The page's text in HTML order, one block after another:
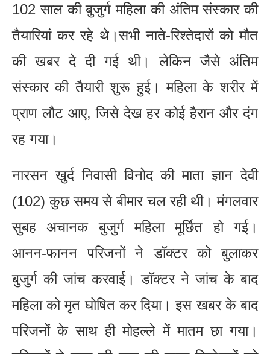
102 साल की बुजुर्ग महिला की अंतिम संस्कार की
तैयारियां कर रहे थे।सभी नाते-रिश्तेदारों को मौत
की खबर दे दी गई थी। लेकिन जैसे अंतिम
संस्कार की तैयारी शुरू हुई। महिला के शरीर में
प्राण लौट आए, जिसे देख हर कोई हैरान और दंग
रह गया।
नारसन खुर्द निवासी विनोद की माता ज्ञान देवी
(102) कुछ समय से बीमार चल रही थी। मंगलवार
सुबह अचानक बुजुर्ग महिला मूर्छित हो गई।
आनन-फानन परिजनों ने डॉक्टर को बुलाकर
बुजुर्ग की जांच करवाई। डॉक्टर ने जांच के बाद
महिला को मृत घोषित कर दिया। इस खबर के बाद
परिजनों के साथ ही मोहल्ले में मातम छा गया।